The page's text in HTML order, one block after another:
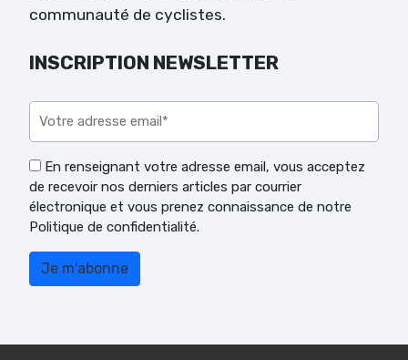
communauté de cyclistes.
INSCRIPTION NEWSLETTER
En renseignant votre adresse email, vous acceptez
de recevoir nos derniers articles par courrier
électronique et vous prenez connaissance de notre
Politique de confidentialité.